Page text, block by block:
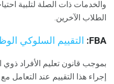
والخدمات ذات الصلة لتلبية
الطلاب الآخرين.
FBA: التقييم السلوكي
بموجب قانون تعليم الأفراد
إجراء هذا التقييم عند